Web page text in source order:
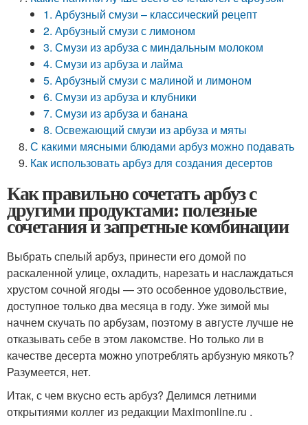
1. Арбузный смузи – классический рецепт
2. Арбузный смузи с лимоном
3. Смузи из арбуза с миндальным молоком
4. Смузи из арбуза и лайма
5. Арбузный смузи с малиной и лимоном
6. Смузи из арбуза и клубники
7. Смузи из арбуза и банана
8. Освежающий смузи из арбуза и мяты
С какими мясными блюдами арбуз можно подавать
Как использовать арбуз для создания десертов
Как правильно сочетать арбуз с
другими продуктами: полезные
сочетания и запретные комбинации
Выбрать спелый арбуз, принести его домой по
раскаленной улице, охладить, нарезать и наслаждаться
хрустом сочной ягоды — это особенное удовольствие,
доступное только два месяца в году. Уже зимой мы
начнем скучать по арбузам, поэтому в августе лучше не
отказывать себе в этом лакомстве. Но только ли в
качестве десерта можно употреблять арбузную мякоть?
Разумеется, нет.
Итак, с чем вкусно есть арбуз? Делимся летними
открытиями коллег из редакции Maximonline.ru .